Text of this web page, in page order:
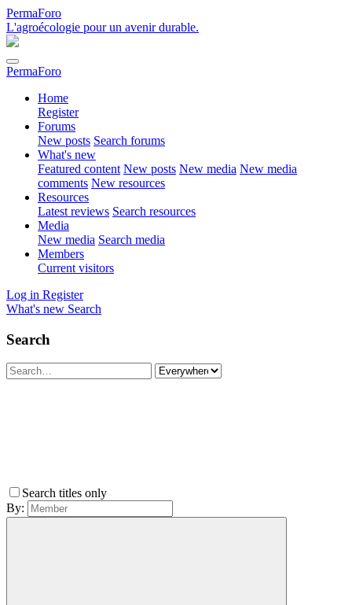
PermaForo
L'agroécologie pour un avenir durable.
PermaForo
Home
Register
Forums
New posts Search forums
What's new
Featured content New posts New media New media
comments New resources
Resources
Latest reviews Search resources
Media
New media Search media
Members
Current visitors
Log in Register
What's new Search
Search
Search titles only
By: